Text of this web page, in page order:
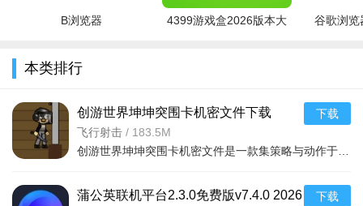
注：以上均为安卓平台可下载的正版模拟/沙盒类游戏，适合喜爱创造与萌宠
猫猫突围创游世界最新版下载官方版特别说明
Android 8.0及以上，预留至少2GB存储空间。若安装时提示“未知
来源”，请在设置中开启“允许安装未知应用”权限。首次进入游戏
需联网加载资源，建议在WiFi环境下完成，避免流量损耗。
常见问题：若遇闪退或卡顿，请尝试清理后台进程或重启手
B浏览器
4399游戏盒2026版本大
谷歌浏览
本类排行
创游世界坤坤突围卡机密文件下载
v1.80.0 2026手机版
飞行射击 / 183.5M
创游世界坤坤突围卡机密文件是一款集策略与动作于一体的冒险游戏，玩家将操控坤坤角色，在充满挑战的关卡中
下载
蒲公英联机平台2.3.0免费版v7.4.0 2026
下载